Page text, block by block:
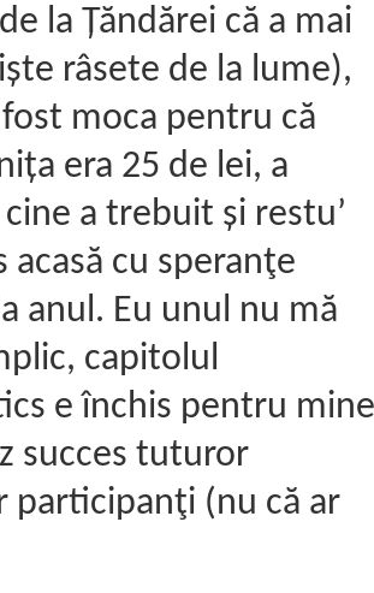
la Țăndărei că a mai
râsete de la lume),
moca pentru că
era 25 de lei, a
a trebuit și restu’
acasă cu speranţe
anul. Eu unul nu mă
capitolul
e închis pentru mine
succes tuturor
participanţi (nu că ar